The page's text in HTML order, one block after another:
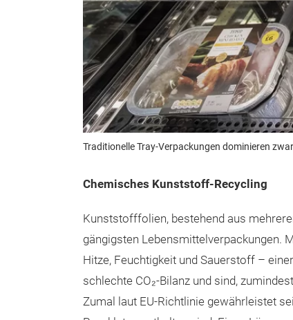
Traditionelle Tray-Verpackungen dominieren
Chemisches Kunststoff-Recycling
Kunststofffolien, bestehend aus
gängigsten Lebensmittelverpackungen.
Hitze, Feuchtigkeit und Sauerstoff –
schlechte CO₂-Bilanz und sind,
Zumal laut EU-Richtlinie gewährleistet